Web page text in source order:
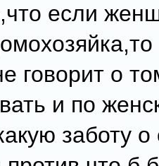
если
говорит о
и по
заботу